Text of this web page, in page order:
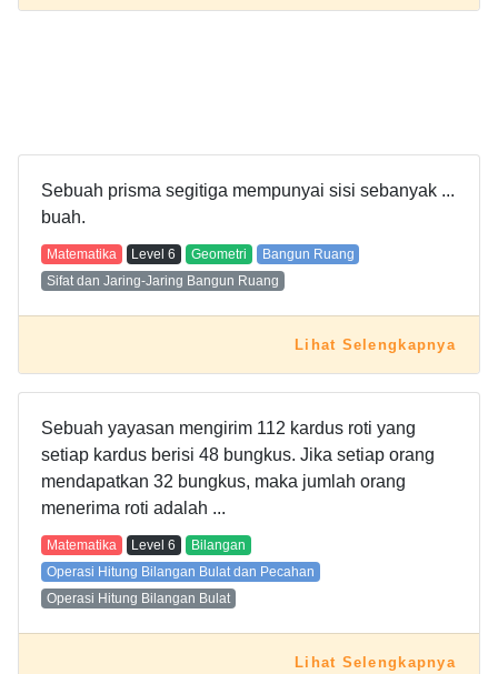
Sebuah prisma segitiga mempunyai sisi sebanyak ...
buah.
Matematika Level 6 Geometri
Bangun Ruang
Sifat dan Jaring-Jaring Bangun Ruang
Lihat Selengkapnya
Sebuah yayasan mengirim 112 kardus roti yang
setiap kardus berisi 48 bungkus. Jika setiap orang
mendapatkan 32 bungkus, maka jumlah orang
menerima roti adalah ...
Matematika Level 6
Bilangan
Operasi Hitung Bilangan Bulat dan Pecahan
Operasi Hitung Bilangan Bulat
Lihat Selengkapnya